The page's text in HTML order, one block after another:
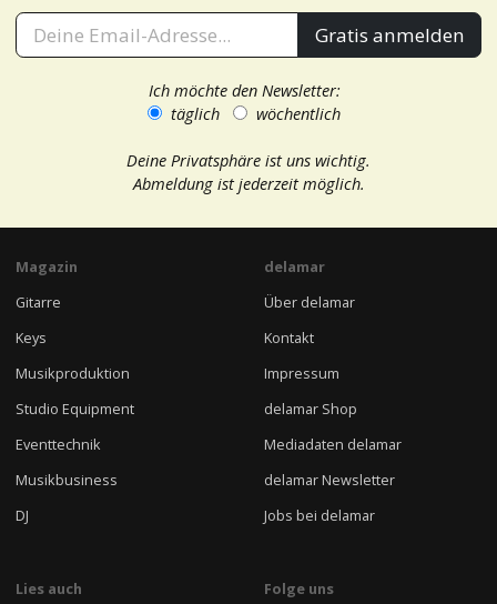
Gratis anmelden
Ich möchte den Newsletter:
täglich
wöchentlich
Deine Privatsphäre ist uns wichtig.
Abmeldung ist jederzeit möglich.
Magazin
Gitarre
Keys
Musikproduktion
Studio Equipment
Eventtechnik
Musikbusiness
DJ
delamar
Über delamar
Kontakt
Impressum
delamar Shop
Mediadaten delamar
delamar Newsletter
Jobs bei delamar
Lies auch Folge uns